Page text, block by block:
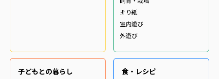
折り紙
室内遊び
外遊び
子どもとの暮らし 食・レシピ